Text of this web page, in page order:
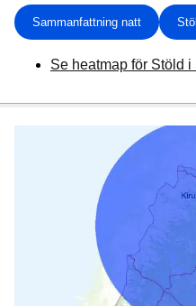
Sammanfattning natt
Se heatmap för Stöld i